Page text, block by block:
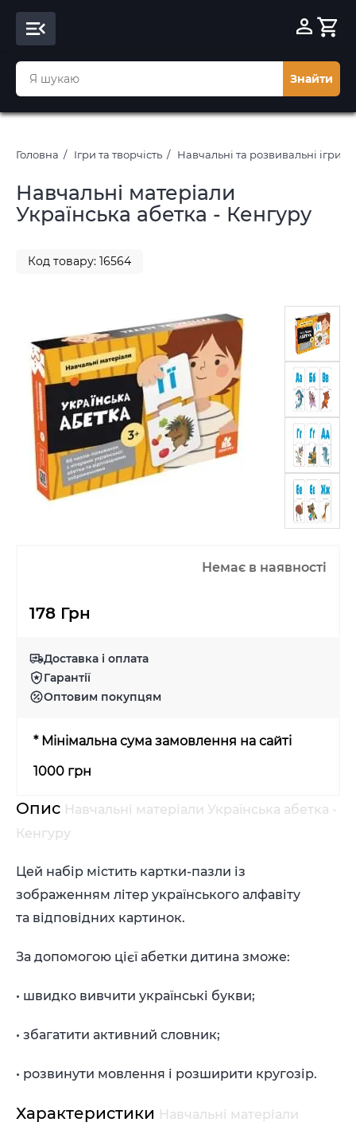
Знайти
Головна Ігри та творчість Навчальні та розвивальні ігри
Навчальні матеріали
Українська абетка - Кенгуру
Код товару: 16564
Немає в наявності
178 Грн
Доставка і оплата
Гарантії
Оптовим покупцям
* Мінімальна сума замовлення на сайті
1000 грн
Опис Навчальні матеріали Українська абетка -
Кенгуру
Цей набір містить картки-пазли із
зображенням літер українського алфавіту
та відповідних картинок.
За допомогою цієї абетки дитина зможе:
• швидко вивчити українські букви;
• збагатити активний словник;
• розвинути мовлення і розширити кругозір.
Характеристики Навчальні матеріали